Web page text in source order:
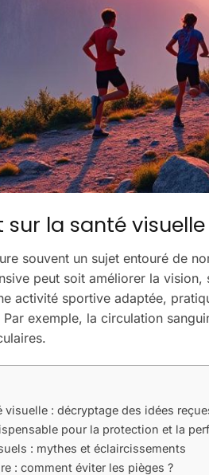
la santé
souvent un sujet entouré de
peut soit améliorer la
activité sportive adaptée,
exemple, la circulation
: décryptage des idées
pour la protection et la
: mythes et éclaircissements
: comment éviter les pièges ?